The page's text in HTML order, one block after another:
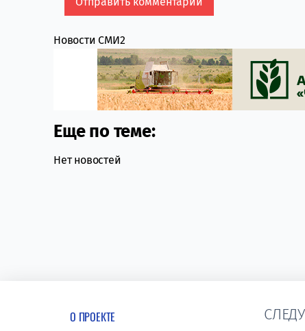
Новости СМИ2
Еще по теме:
Нет новостей
О ПРОЕКТЕ